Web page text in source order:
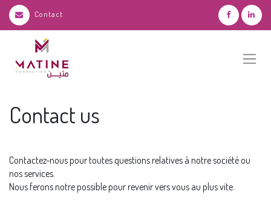
Contact
Contact us
Contactez-nous pour toutes questions relatives à notre société ou
nos services.
Nous ferons notre possible pour revenir vers vous au plus vite.